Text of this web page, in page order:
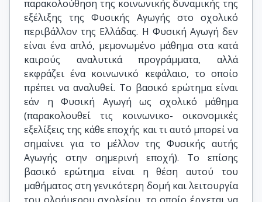
παρακολούθηση της κοινωνικής δυναμικής της
εξέλιξης της Φυσικής Αγωγής στο σχολικό
περιβάλλον της Ελλάδας. Η Φυσική Αγωγή δεν
είναι ένα απλό, μεμονωμένο μάθημα στα κατά
καιρούς αναλυτικά προγράμματα, αλλά
εκφράζει ένα κοινωνικό κεφάλαιο, το οποίο
πρέπει να αναλυθεί. Το βασικό ερώτημα είναι
εάν η Φυσική Αγωγή ως σχολικό μάθημα
(παρακολουθεί τις κοινωνικο- οικονομικές
εξελίξεις της κάθε εποχής και τι αυτό μπορεί να
σημαίνει για το μέλλον της Φυσικής αυτής
Αγωγής στην σημερινή εποχή). Το επίσης
βασικό ερώτημα είναι η θέση αυτού του
μαθήματος στη γενικότερη δομή και λειτουργία